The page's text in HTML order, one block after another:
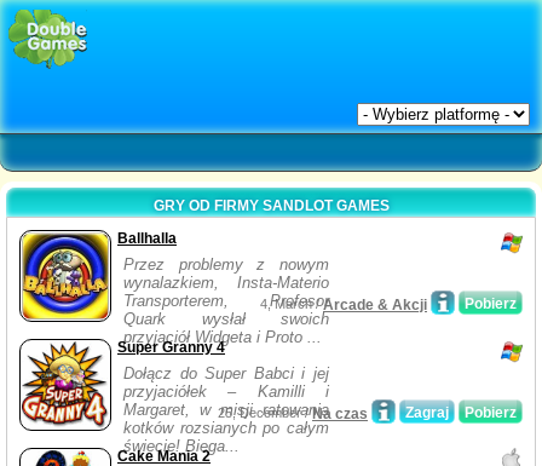
GRY OD FIRMY SANDLOT GAMES
Ballhalla
Przez problemy z nowym
wynalazkiem, Insta-Materio
Transporterem, Profesor
Quark wysłał swoich
przyjaciół Widgeta i Proto ...
Pobierz
4, March /Arcade & Akcji
Super Granny 4
Dołącz do Super Babci i jej
przyjaciółek – Kamilli i
Margaret, w misji ratowania
kotków rozsianych po całym
świecie! Biega...
Pobierz
Zagraj
25, December /Na czas
Cake Mania 2